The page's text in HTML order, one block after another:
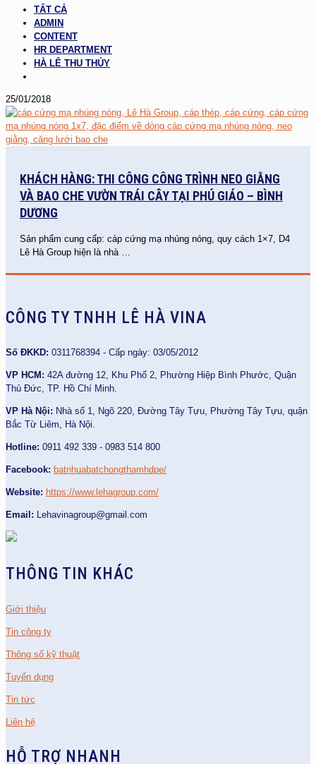
TẤT CẢ
ADMIN
CONTENT
HR DEPARTMENT
HÀ LÊ THU THỦY
25/01/2018
KHÁCH HÀNG: THI CÔNG CÔNG TRÌNH NEO GIẰNG
VÀ BAO CHE VƯỜN TRÁI CÂY TẠI PHÚ GIÁO – BÌNH
DƯƠNG
Sản phẩm cung cấp: cáp cứng mạ nhúng nóng, quy cách 1×7, D4
Lê Hà Group hiện là nhà…
CÔNG TY TNHH LÊ HÀ VINA
Số ĐKKD: 0311768394 - Cấp ngày: 03/05/2012
VP HCM: 42A đường 12, Khu Phố 2, Phường Hiệp Bình Phước, Quận
Thủ Đức, TP. Hồ Chí Minh.
VP Hà Nội: Nhà số 1, Ngõ 220, Đường Tây Tựu, Phường Tây Tựu, quận
Bắc Từ Liêm, Hà Nội.
Hotline: 0911 492 339 - 0983 514 800
Facebook: batnhuabatchongthamhdpe/
Website: https://www.lehagroup.com/
Email: Lehavinagroup@gmail.com
THÔNG TIN KHÁC
Giới thiệu
Tin công ty
Thông số kỹ thuật
Tuyển dụng
Tin tức
Liên hệ
HỖ TRỢ NHANH